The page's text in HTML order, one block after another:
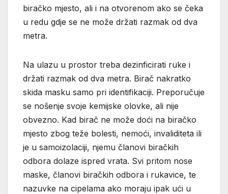
biračko mjesto, ali i na otvorenom ako se čeka
u redu gdje se ne može držati razmak od dva
metra.
Na ulazu u prostor treba dezinficirati ruke i
držati razmak od dva metra. Birač nakratko
skida masku samo pri identifikaciji. Preporučuje
se nošenje svoje kemijske olovke, ali nije
obvezno. Kad birač ne može doći na biračko
mjesto zbog teže bolesti, nemoći, invaliditeta ili
je u samoizolaciji, njemu članovi biračkih
odbora dolaze ispred vrata. Svi pritom nose
maske, članovi biračkih odbora i rukavice, te
nazuvke na cipelama ako moraju ipak ući u